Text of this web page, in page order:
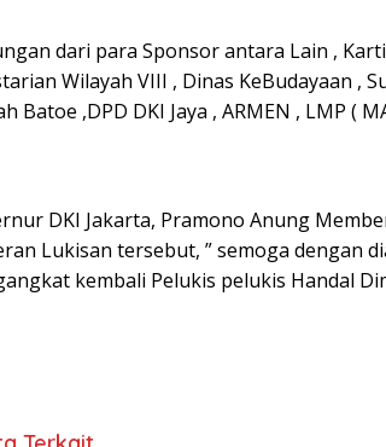
dari para Sponsor antara Lain ,
Wilayah VIII , Dinas KeBudayaan ,
Batoe ,DPD DKI Jaya , ARMEN , LMP (
DKI Jakarta, Pramono Anung
Lukisan tersebut, ” semoga dengan
kembali Pelukis pelukis Handal